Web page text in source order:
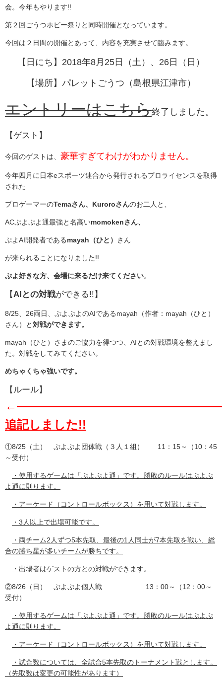
会。今年もやります!!
第２回ごうつホビー祭りと同時開催となっています。
今回は２日間の開催とあって、内容を充実させて臨みます。
【日にち】2018年8月25日（土）、26日（日）
【場所】パレットごうつ（島根県江津市）
エントリーはこちら終了しました。
【ゲスト】
今回のゲストは、 豪華すぎてわけがわかりません。
今年四月に日本eスポーツ連合から発行されるプロライセンスを取得
された
プロゲーマーのTemaさん、Kuroroさんのお二人と、
ACぷよぷよ通最強と名高いmomokenさん、
ぷよAI開発者であるmayah（ひと） さん
が来られることになりました!!
ぷよ好きな方、 会場に来るだけ来てください。
【AIとの対戦ができる!!】
8/25、26両日、ぷよぷよのAIであるmayah（作者：mayah（ひと）
さん）と対戦ができます。
mayah（ひと）さまのご協力を得つつ、AIとの対戦環境を整えまし
た。対戦をしてみてください。
めちゃくちゃ強いです。
【ルール】
←―――――――――――――――――
追記しました!!
①8/25（土） ぷよぷよ団体戦（３人１組） 11：15～（10：45
～受付）
・使用するゲームは「ぷよぷよ通」です。勝敗のルールはぷよぷ
よ通に則ります。
・アーケード（コントロールボックス）を用いて対戦します。
・3人以上で出場可能です。
・両チーム2人ずつ5本先取、最後の1人同士が7本先取を戦い、総
合の勝ち星が多いチームが勝ちです。
・出場者はゲストの方との対戦ができます。
②8/26（日） ぷよぷよ個人戦 13：00～（12：00～
受付）
・使用するゲームは「ぷよぷよ通」です。勝敗のルールはぷよぷ
よ通に則ります。
・アーケード（コントロールボックス）を用いて対戦します。
・試合数については、全試合5本先取のトーナメント戦とします。
（先取数は変更の可能性があります）